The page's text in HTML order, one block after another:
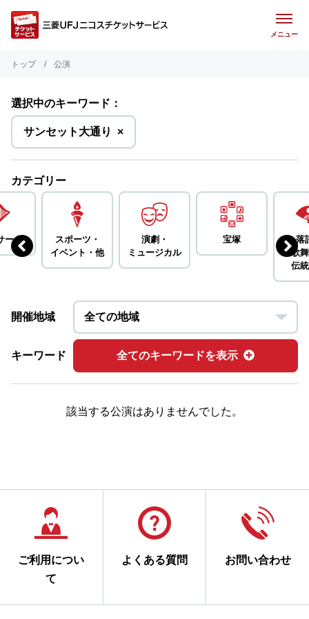
メニュー
トップ 公演
選択中のキーワード：
サンセット大通り
を
削
除
×
カテゴリー
ート
スポーツ・
イベント・ 他
演劇・
ミュージカル
宝塚
落
歌
伝
開催地域
キーワード 全てのキーワードを表示
該当する公演はありませんでした。
ご利用につい
て
よくある質問 お問い合わせ